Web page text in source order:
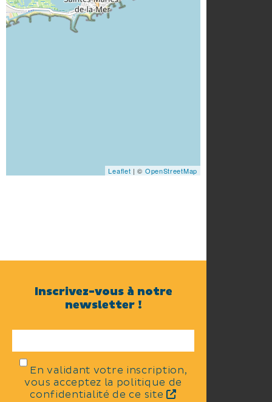
Leaflet | © OpenStreetMap
Inscrivez-vous à notre
newsletter !
En validant votre inscription,
vous acceptez la politique de
confidentialité de ce site